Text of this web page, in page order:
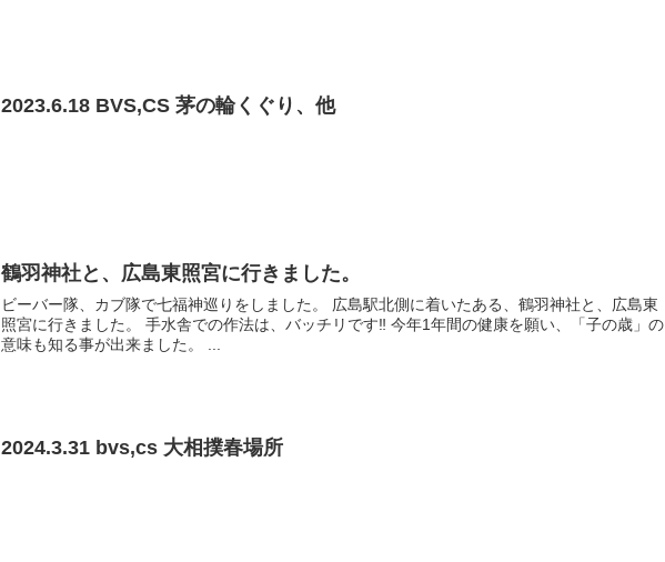
2023.6.18 BVS,CS 茅の輪くぐり、他
鶴羽神社と、広島東照宮に行きました。
ビーバー隊、カブ隊で七福神巡りをしました。 広島駅北側に着いたある、鶴羽神社と、広島東
照宮に行きました。 手水舎での作法は、バッチリです‼️ 今年1年間の健康を願い、「子の歳」の
意味も知る事が出来ました。 ...
2024.3.31 bvs,cs 大相撲春場所